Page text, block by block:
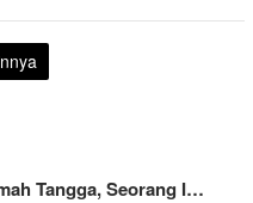
Tangga, Seorang I…